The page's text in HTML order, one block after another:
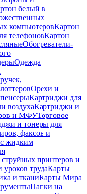
белый в
компьютеровКартон
телефоновКартон
Обогреватели-
Одежда
Орехи и
Картриджи для
воздухаКартриджи и
и МФУТорговое
и тонеры для
факсов и
жидким
принтеров и
трудаКарты
и тканиКарты Мира
Папки на